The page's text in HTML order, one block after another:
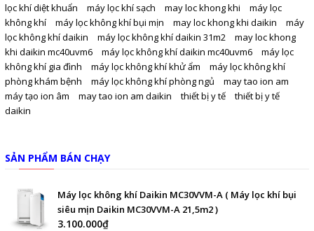
lọc khí diệt khuẩn
máy lọc khí sạch may loc khong khi
máy lọc
không khí
máy lọc không khí bụi mịn may loc khong khi daikin
máy
lọc không khí daikin
máy lọc không khí daikin 31m2
may loc khong
khi daikin mc40uvm6
máy lọc không khí daikin mc40uvm6
máy lọc
không khí gia đình
máy lọc không khí khử ẩm
máy lọc không khí
phòng khám bệnh
máy lọc không khí phòng ngủ
may tao ion am
máy tạo ion âm
may tao ion am daikin thiết bị y tế
thiết bị y tế
daikin
SẢN PHẨM BÁN CHẠY
Máy lọc không khí Daikin MC30VVM-A ( Máy lọc khí bụi
siêu mịn Daikin MC30VVM-A 21,5m2 )
3.100.000₫